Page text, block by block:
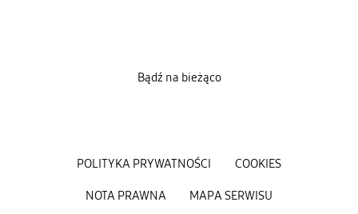
POLITYKA PRYWATNOŚCI COOKIES
NOTA PRAWNA MAPA SERWISU
Bądź na bieżąco